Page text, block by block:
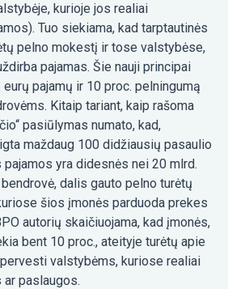
kurioje jos realiai
Tuo siekiama, kad tarptautinės
pelno mokestį ir tose valstybėse,
pajamas. Šie nauji principai
pajamų ir 10 proc. pelningumą
Kitaip tariant, kaip rašoma
pasiūlymas numato, kad,
maždaug 100 didžiausių pasaulio
yra didesnės nei 20 mlrd.
dalis gauto pelno turėtų
šios įmonės parduoda prekes
autorių skaičiuojama, kad įmonės,
bent 10 proc., ateityje turėtų apie
valstybėms, kuriose realiai
paslaugos.